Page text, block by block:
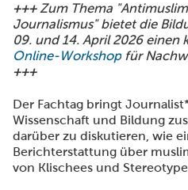
+++Zum Thema
Journalismus" bietet die
09. und 14. April 2026 einen
Online-Workshop für
+++
Der Fachtag bringt
Wissenschaft und Bildung
darüber zu diskutieren, wie
Berichterstattung über
von Klischees und